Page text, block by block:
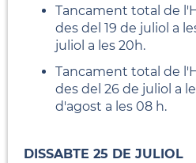
Tancament total de
des del 19 de juliol a
juliol a les 20h.
Tancament total de
des del 26 de juliol a
d'agost a les 08 h.
DISSABTE 25 DE JULIOL